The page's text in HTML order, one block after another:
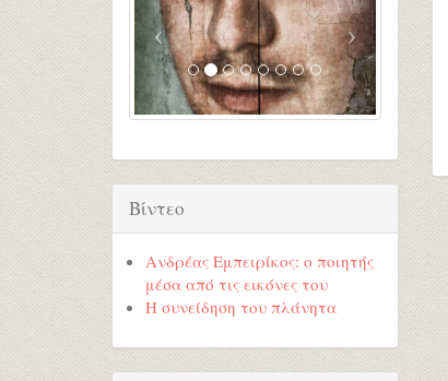
Βίντεο
Ανδρέας Εμπειρίκος: ο ποιητής
μέσα από τις εικόνες του
Η συνείδηση του πλάνητα